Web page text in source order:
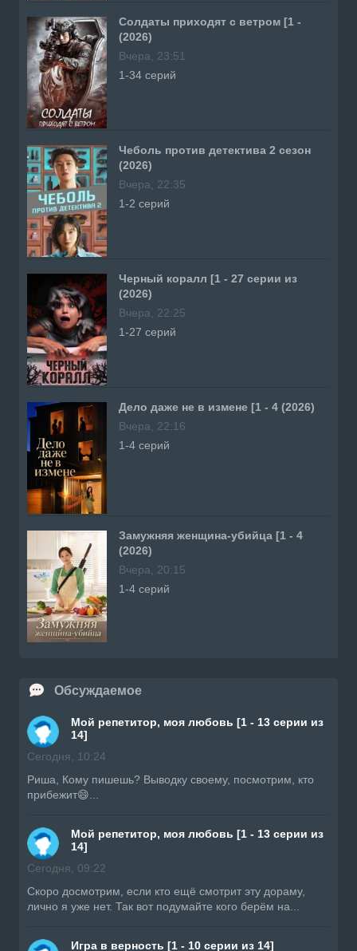
Солдаты приходят с ветром [1 -
(2026)
Вчера, 23:51
1-34 серий
Чеболь против детектива 2 сезон
(2026)
Вчера, 22:35
1-2 серий
Черный коралл [1 - 27 серии из
(2026)
Вчера, 22:25
1-27 серий
Дело даже не в измене [1 - 4 (2026)
Вчера, 22:16
1-4 серий
Замужняя женщина-убийца [1 - 4
(2026)
Вчера, 20:15
1-4 серий
Обсуждаемое
Мой репетитор, моя любовь [1 - 13 серии из
14]
Сегодня, 10:24
Риша, Кому пишешь? Выводку своему, посмотрим, кто
прибежит😄...
Мой репетитор, моя любовь [1 - 13 серии из
14]
Сегодня, 09:22
Скоро досмотрим, если кто ещё смотрит эту дораму,
лично я уже нет. Так вот подумайте кого берём на...
Игра в верность [1 - 10 серии из 14]